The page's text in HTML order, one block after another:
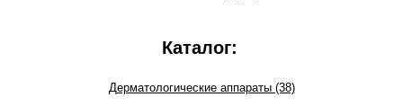
Каталог:
Дерматологические аппараты (38)